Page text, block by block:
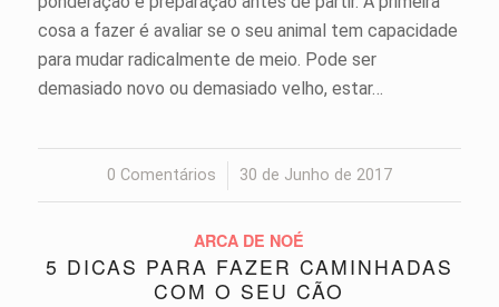
cosa a fazer é avaliar se o seu animal tem capacidade
para mudar radicalmente de meio. Pode ser
demasiado novo ou demasiado velho, estar…
0 Comentários
/ 30 de Junho de 2017
ARCA DE NOÉ
5 DICAS PARA FAZER CAMINHADAS
COM O SEU CÃO